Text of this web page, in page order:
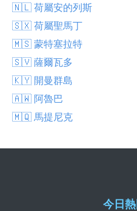
🇳🇱 荷屬安的列斯
🇸🇽 荷屬聖馬丁
🇲🇸 蒙特塞拉特
🇸🇻 薩爾瓦多
🇰🇾 開曼群島
🇦🇼 阿魯巴
🇲🇶 馬提尼克
今日